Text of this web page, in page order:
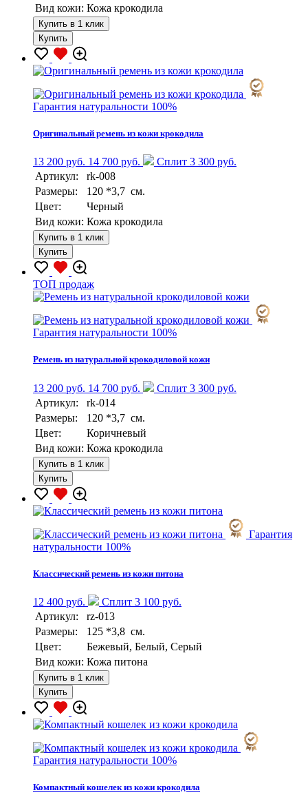
Вид кожи: Кожа крокодила
Купить в 1 клик
Купить
Гарантия натуральности 100%
Оригинальный ремень из кожи крокодила
13 200 руб. 14 700 руб.
Сплит 3 300 руб.
Артикул:
rk-008
Размеры:
120 *3,7 см.
Цвет:
Черный
Вид кожи: Кожа крокодила
Купить в 1 клик
Купить
TOП продаж
Гарантия натуральности 100%
Ремень из натуральной крокодиловой кожи
13 200 руб. 14 700 руб.
Сплит 3 300 руб.
Артикул:
rk-014
Размеры:
120 *3,7 см.
Цвет:
Коричневый
Вид кожи: Кожа крокодила
Купить в 1 клик
Купить
Гарантия
натуральности 100%
Классический ремень из кожи питона
12 400 руб.
Сплит 3 100 руб.
Артикул:
rz-013
Размеры:
125 *3,8 см.
Цвет:
Бежевый, Белый, Серый
Вид кожи: Кожа питона
Купить в 1 клик
Купить
Гарантия натуральности 100%
Компактный кошелек из кожи крокодила